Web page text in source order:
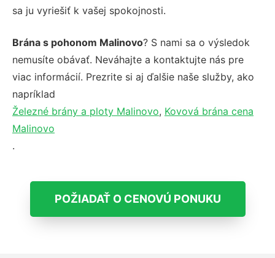
sa ju vyriešiť k vašej spokojnosti.
Brána s pohonom Malinovo? S nami sa o výsledok
nemusíte obávať. Neváhajte a kontaktujte nás pre
viac informácií. Prezrite si aj ďalšie naše služby, ako
napríklad
Železné brány a ploty Malinovo, Kovová brána cena
Malinovo
.
POŽIADAŤ O CENOVÚ PONUKU